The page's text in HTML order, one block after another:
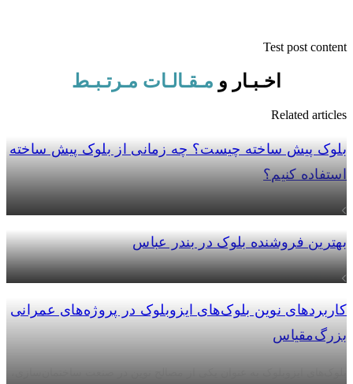
Test post content
اخـبـار و مـقـالـات مـرتـبـط
Related articles
بلوک پیش ساخته چیست؟ چه زمانی از بلوک پیش ساخته
استفاده کنیم؟
بهترین فروشنده بلوک در بندر عباس
مشاهده بیشتر
کاربردهای نوین بلوک‌های ایزوبلوک در پروژه‌های عمرانی
بزرگ‌مقیاس